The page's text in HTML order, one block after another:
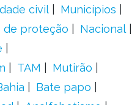
civil
Municípios
de proteção
Nacional
TAM
Mutirão
Bate papo